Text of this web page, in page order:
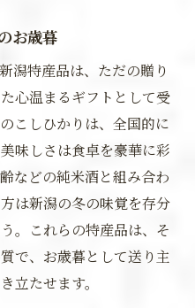
お歳暮
潟特産品は、ただの贈り
心温まるギフトとして受
こしひかりは、全国的に
味しさは食卓を豪華に彩
などの純米酒と組み合わ
は新潟の冬の味覚を存分
。これらの特産品は、そ
で、お歳暮として送り主
立たせます。